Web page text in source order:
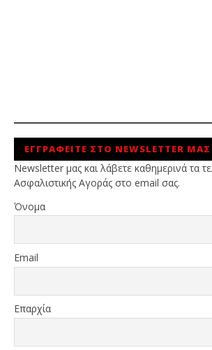
ΕΓΓΡΑΦΕΙΤΕ ΣΤΟ NEWSLETTER ΜΑΣ
Newsletter μας και λάβετε καθημερινά τα
Ασφαλιστικής Αγοράς στο email σας.
Όνομα
Email
Επαρχία